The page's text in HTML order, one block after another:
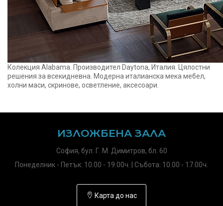
Колекция Alabama. Производител Daytona, Италия. Цялостни
решения за всекидневна. Модерна италианска мека мебел,
холни маси, скринове, осветление, аксесоари.
ИЗЛОЖБЕНА ЗАЛА
София, бул. Г. М. Димитров, бл. 60
Понеделник - Петък: 10.00 - 19.00ч. | Събота: 10.00 - 17.00ч.
Карта до нас